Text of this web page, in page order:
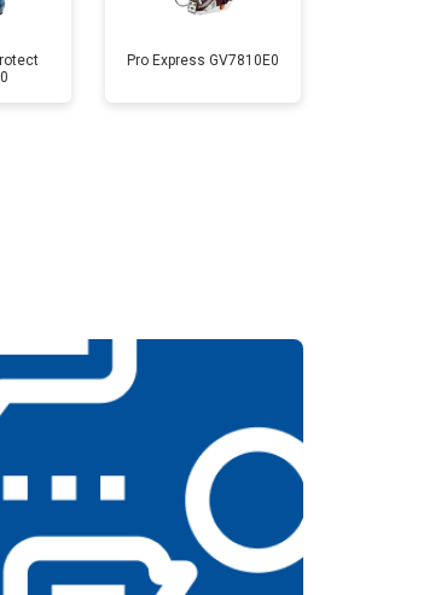
Pro Express GV7810E0